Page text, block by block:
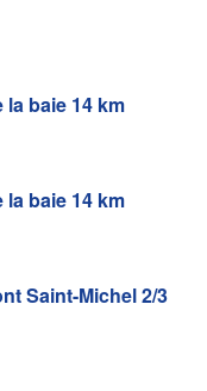
baie 14 km
baie 14 km
Saint-Michel 2/3